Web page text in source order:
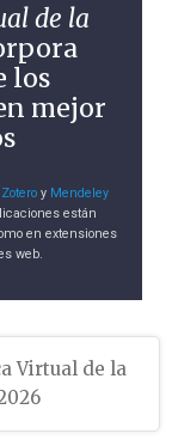
de la
los
mejor
Zoteroy Mendeley
están
en extensiones
web.
Virtual de la